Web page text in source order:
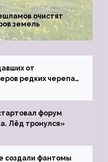
очистят
земель
от
редких черепах
форум
Лёд тронулся»
создали фантомы